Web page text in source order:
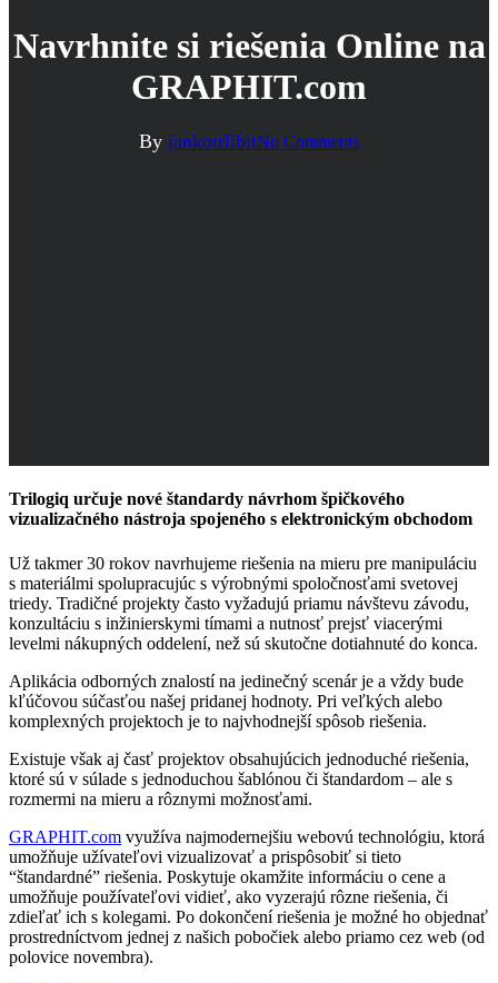
Navrhnite si riešenia Online na
GRAPHIT.com
By jankotrlibitNo Comments
Trilogiq určuje nové štandardy návrhom špičkového
vizualizačného nástroja spojeného s elektronickým obchodom
Už takmer 30 rokov navrhujeme riešenia na mieru pre manipuláciu
s materiálmi spolupracujúc s výrobnými spoločnosťami svetovej
triedy. Tradičné projekty často vyžadujú priamu návštevu závodu,
konzultáciu s inžinierskymi tímami a nutnosť prejsť viacerými
levelmi nákupných oddelení, než sú skutočne dotiahnuté do konca.
Aplikácia odborných znalostí na jedinečný scenár je a vždy bude
kľúčovou súčasťou našej pridanej hodnoty. Pri veľkých alebo
komplexných projektoch je to najvhodnejší spôsob riešenia.
Existuje však aj časť projektov obsahujúcich jednoduché riešenia,
ktoré sú v súlade s jednoduchou šablónou či štandardom – ale s
rozmermi na mieru a rôznymi možnosťami.
GRAPHIT.com využíva najmodernejšiu webovú technológiu, ktorá
umožňuje užívateľovi vizualizovať a prispôsobiť si tieto
“štandardné” riešenia. Poskytuje okamžite informáciu o cene a
umožňuje používateľovi vidieť, ako vyzerajú rôzne riešenia, či
zdieľať ich s kolegami. Po dokončení riešenia je možné ho objednať
prostredníctvom jednej z našich pobočiek alebo priamo cez web (od
polovice novembra).